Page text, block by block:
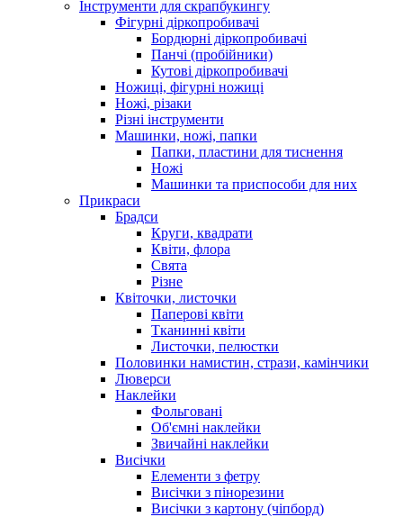
Інструменти для скрапбукингу
Фігурні діркопробивачі
Бордюрні діркопробивачі
Панчі (пробійники)
Кутові діркопробивачі
Ножиці, фігурні ножиці
Ножі, різаки
Різні інструменти
Машинки, ножі, папки
Папки, пластини для тиснення
Ножі
Машинки та приспособи для них
Прикраси
Брадси
Круги, квадрати
Квіти, флора
Свята
Різне
Квіточки, листочки
Паперові квіти
Тканинні квіти
Листочки, пелюстки
Половинки намистин, стрази, камінчики
Люверси
Наклейки
Фольговані
Об'ємні наклейки
Звичайні наклейки
Висічки
Елементи з фетру
Висічки з пінорезини
Висічки з картону (чіпборд)